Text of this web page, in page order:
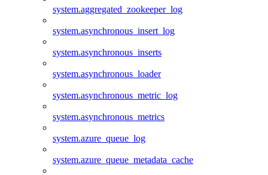
system.aggregated_zookeeper_log
system.asynchronous_insert_log
system.asynchronous_inserts
system.asynchronous_loader
system.asynchronous_metric_log
system.asynchronous_metrics
system.azure_queue_log
system.azure_queue_metadata_cache